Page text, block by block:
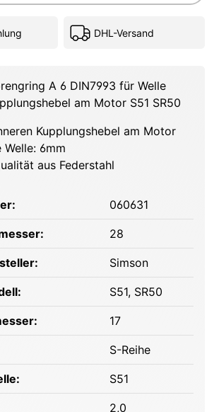
DHL-Versand
A 6 DIN7993 für Welle
am Motor S51 SR50
Kupplungshebel am Motor
Welle: 6mm
aus Federstahl
060631
28
Simson
S51, SR50
17
S-Reihe
S51
2,0